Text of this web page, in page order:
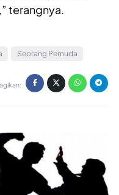
terangnya.
Seorang Pemuda